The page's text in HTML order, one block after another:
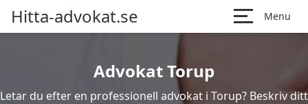
Hitta-advokat.se Menu
Advokat Torup
Letar du efter en professionell advokat i Torup? Beskriv ditt